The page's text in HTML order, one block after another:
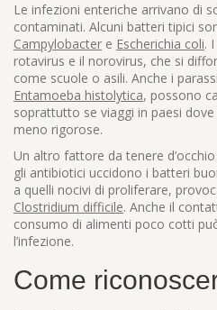
Le infezioni enteriche arrivano di
contaminati. Alcuni batteri tipici
Campylobacter e Escherichia coli.
rotavirus e il norovirus, che si
come scuole o asili. Anche i
Entamoeba histolytica, possono
soprattutto se viaggi in paesi
meno rigorose.
Un altro fattore da tenere
gli antibiotici uccidono i batteri
a quelli nocivi di proliferare,
Clostridium difficile. Anche il
consumo di alimenti poco cotti
l’infezione.
Come